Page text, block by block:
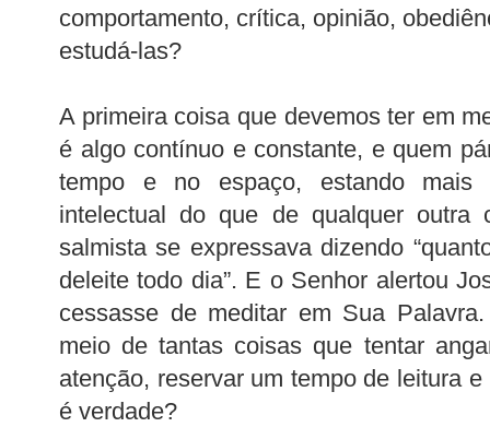
comportamento, crítica, opinião,
estudá-las?
A primeira coisa que devemos ter em
é algo contínuo e constante, e quem
tempo e no espaço, estando mais
intelectual do que de qualquer outra
salmista se expressava dizendo
deleite todo dia”. E o Senhor alertou
cessasse de meditar em Sua
meio de tantas coisas que tentar
atenção, reservar um tempo de leitura
é verdade?